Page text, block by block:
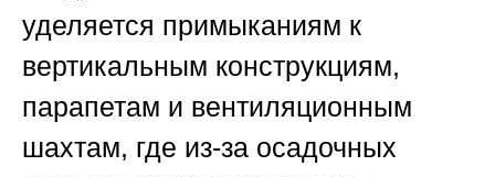
уделяется примыканиям к
вертикальным конструкциям,
парапетам и вентиляционным
шахтам, где из-за осадочных